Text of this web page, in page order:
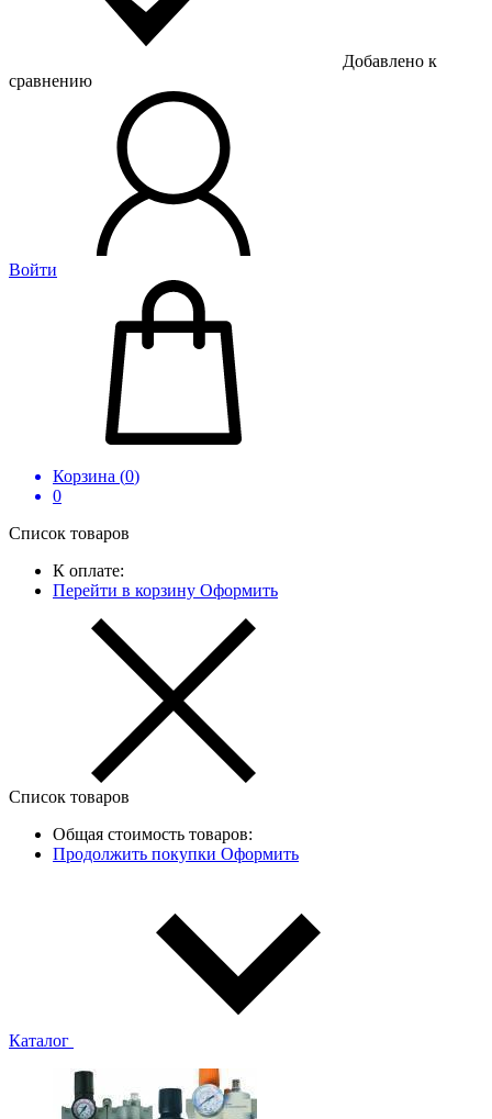
Добавлено к
сравнению
Войти
Корзина (0)
0
Список товаров
К оплате:
Перейти в корзину Оформить
Список товаров
Общая стоимость товаров:
Продолжить покупки Оформить
Каталог